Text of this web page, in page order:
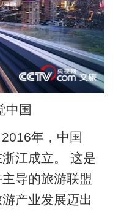
中国
年，中国
浙江成立。 这是
导的旅游联盟
产业发展迈出